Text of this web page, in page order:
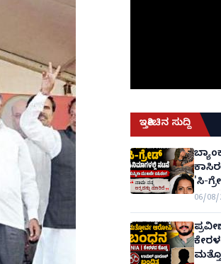
ಇತ್ತೀಚಿನ ಸುದ್ದಿ
'ಸಿ-
ನಟಿ
06/08/